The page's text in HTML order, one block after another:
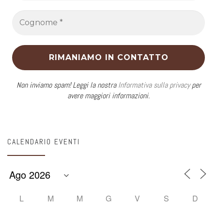
Non inviamo spam! Leggi la nostraInformativa sulla privacyper
avere maggiori informazioni.
CALENDARIO EVENTI
L M M G V S D